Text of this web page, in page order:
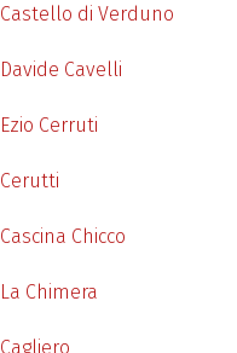
Castello di Verduno
Davide Cavelli
Ezio Cerruti
Cerutti
Cascina Chicco
La Chimera
Cagliero